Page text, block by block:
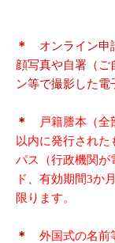
​＊ オンライン申
顔写真や自署（ご
ン等で撮影した電
＊
戸籍謄本（全
以内に発行された
パス（行政機関が
ド、有効期間3か月
限ります。
＊ 外国式の名前